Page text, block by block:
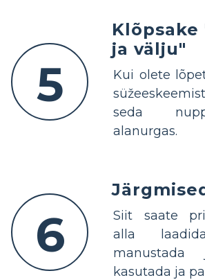
5
Klõpsake
ja välju"
Kui olete
seda
alanurgas.
6
Siit saate
alla
manustada
kasutada ja